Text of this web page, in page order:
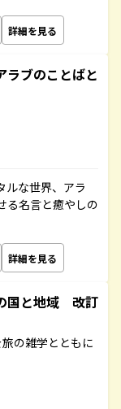
詳細を見る
ラブのことばと
ルな世界、アラ
る名言と癒やしの
詳細を見る
国と地域 改訂
の雑学とともに